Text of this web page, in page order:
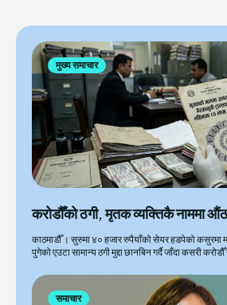
मुख्य समाचार
करोडौँको ठगी, मृतक व्यक्तिकै नाममा
काठमाडौँ । सुरुमा ४० हजार रुपैयाँको सेयर हडपेको
पुगेको एउटा सामान्य ठगी मुद्दा छानबिन गर्दै जाँदा कसरी
समाचार